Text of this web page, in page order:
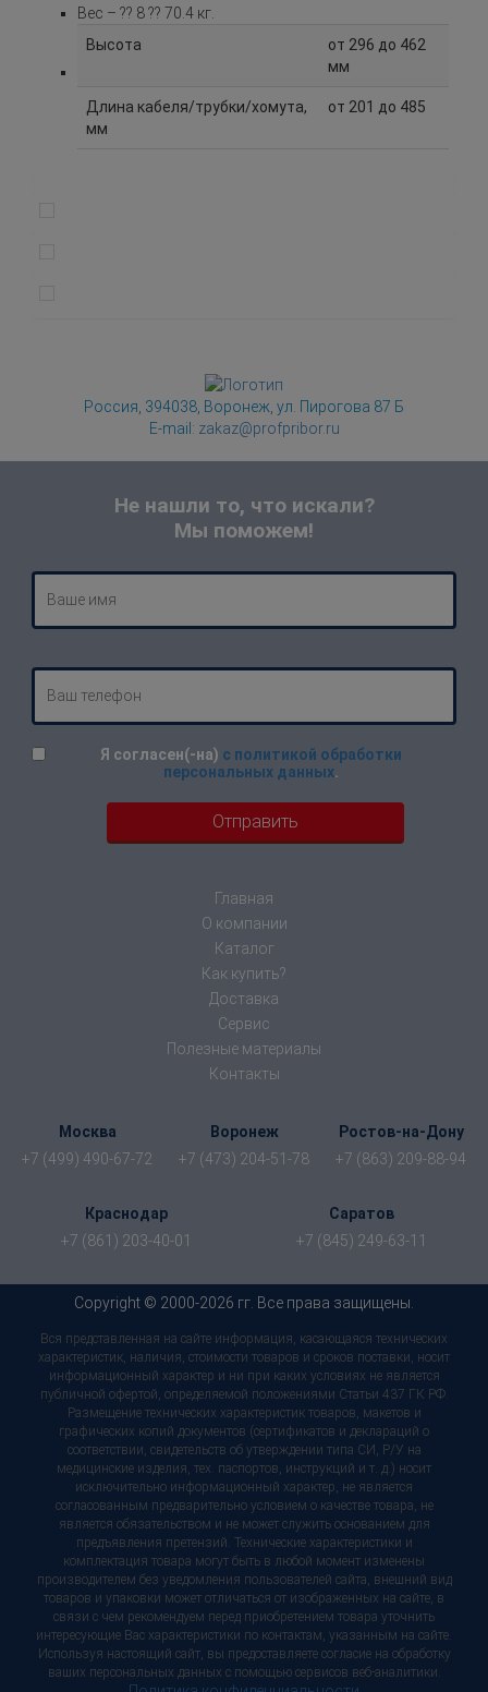
Вес – ?? 8 ?? 70.4 кг.
Высота
от 296 до 462
мм
Длина кабеля/трубки/хомута,
мм
от 201 до 485
Россия, 394038, Воронеж, ул. Пирогова 87 Б
E-mail: zakaz@profpribor.ru
Не нашли то, что искали?
Мы поможем!
Я согласен(-на) с политикой обработки
персональных данных.
Главная
О компании
Каталог
Как купить?
Доставка
Сервис
Полезные материалы
Контакты
Москва
+7 (499) 490-67-72
Воронеж
+7 (473) 204-51-78
Ростов-на-Дону
+7 (863) 209-88-94
Краснодар
+7 (861) 203-40-01
Саратов
+7 (845) 249-63-11
Copyright © 2000-2026 гг. Все права защищены.
Вся представленная на сайте информация, касающаяся технических
характеристик, наличия, стоимости товаров и сроков поставки, носит
информационный характер и ни при каких условиях не является
публичной офертой, определяемой положениями Статьи 437 ГК РФ.
Размещение технических характеристик товаров, макетов и
графических копий документов (сертификатов и деклараций о
соответствии, свидетельств об утверждении типа СИ, Р/У на
медицинские изделия, тех. паспортов, инструкций и т. д.) носит
исключительно информационный характер, не является
согласованным предварительно условием о качестве товара, не
является обязательством и не может служить основанием для
предъявления претензий. Технические характеристики и
комплектация товара могут быть в любой момент изменены
производителем без уведомления пользователей сайта, внешний вид
товаров и упаковки может отличаться от изображенных на сайте, в
связи с чем рекомендуем перед приобретением товара уточнить
интересующие Вас характеристики по контактам, указанным на сайте.
Используя настоящий сайт, вы предоставляете согласие на обработку
ваших персональных данных с помощью сервисов веб-аналитики.